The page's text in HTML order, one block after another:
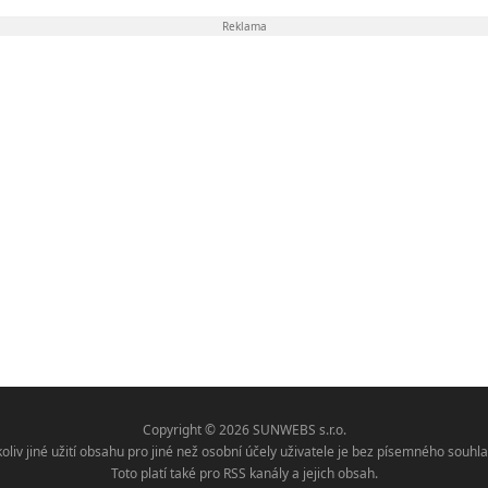
Reklama
Copyright © 2026 SUNWEBS s.r.o.
jiné užití obsahu pro jiné než osobní účely uživatele je bez písemného
Toto platí také pro RSS kanály a jejich obsah.